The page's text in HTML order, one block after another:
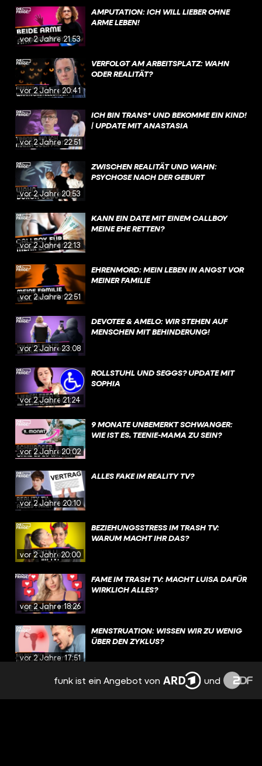
vor 2 Jahren21:53
AMPUTATION: ICH WILL LIEBER OHNE
ARME LEBEN!
vor 2 Jahren20:41
VERFOLGT AM ARBEITSPLATZ: WAHN
ODER REALITÄT?
vor 2 Jahren22:51
ICH BIN TRANS* UND BEKOMME EIN KIND!
| UPDATE MIT ANASTASIA
vor 2 Jahren20:53
ZWISCHEN REALITÄT UND WAHN:
PSYCHOSE NACH DER GEBURT
vor 2 Jahren22:13
KANN EIN DATE MIT EINEM CALLBOY
MEINE EHE RETTEN?
vor 2 Jahren22:51
EHRENMORD: MEIN LEBEN IN ANGST VOR
MEINER FAMILIE
vor 2 Jahren23:08
DEVOTEE & AMELO: WIR STEHEN AUF
MENSCHEN MIT BEHINDERUNG!
vor 2 Jahren21:24
ROLLSTUHL UND SEGGS? UPDATE MIT
SOPHIA
vor 2 Jahren20:02
9 MONATE UNBEMERKT SCHWANGER:
WIE IST ES, TEENIE-MAMA ZU SEIN?
vor 2 Jahren20:10
ALLES FAKE IM REALITY TV?
vor 2 Jahren20:00
BEZIEHUNGSSTRESS IM TRASH TV:
WARUM MACHT IHR DAS?
vor 2 Jahren18:26
FAME IM TRASH TV: MACHT LUISA DAFÜR
WIRKLICH ALLES?
vor 2 Jahren17:51
MENSTRUATION: WISSEN WIR ZU WENIG
ÜBER DEN ZYKLUS?
EMOTIONEN, TRENNUNG,
NERVENZUSAMMENBRUCH: PMS
funk ist ein Angebot von und